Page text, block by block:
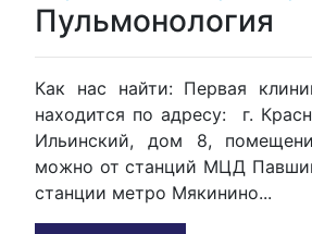
Пульмонология
Как нас найти: Первая
находится по адресу: г.
Ильинский, дом 8,
можно от станций МЦД
станции метро Мякинино...